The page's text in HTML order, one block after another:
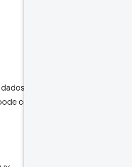
específicos para um
conter dados de uma ou